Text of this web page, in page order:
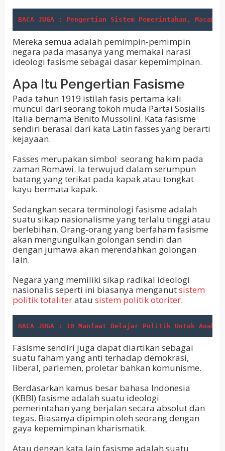
BACA JUGA : Pengertian Sistem Pemerintahan, Macam
Mereka semua adalah pemimpin-pemimpin
negara pada masanya yang memakai narasi
ideologi fasisme sebagai dasar kepemimpinan.
Apa Itu Pengertian Fasisme
Pada tahun 1919 istilah fasis pertama kali
muncul dari seorang tokoh muda Partai Sosialis
Italia bernama Benito Mussolini. Kata fasisme
sendiri berasal dari kata Latin fasses yang berarti
kejayaan.
Fasses merupakan simbol seorang hakim pada
zaman Romawi. Ia terwujud dalam serumpun
batang yang terikat pada kapak atau tongkat
kayu bermata kapak.
Sedangkan secara terminologi fasisme adalah
suatu sikap nasionalisme yang terlalu tinggi atau
berlebihan. Orang-orang yang berfaham fasisme
akan mengungulkan golongan sendiri dan
dengan jumawa akan merendahkan golongan
lain.
Negara yang memiliki sikap radikal ideologi
nasionalis seperti ini biasanya menganutsistem
politik totaliteratau sistem politik otoriter.
BACA JUGA : 10 Manfaat Belajar Politik Untuk Anak
Fasisme sendiri juga dapat diartikan sebagai
suatu faham yang anti terhadap demokrasi,
liberal, parlemen, proletar bahkan komunisme.
Berdasarkan kamus besar bahasa Indonesia
(KBBI) fasisme adalah suatu ideologi
pemerintahan yang berjalan secara absolut dan
tegas. Biasanya dipimpin oleh seorang dengan
gaya kepemimpinan kharismatik.
Atau dengan kata lain fasisme adalah suatu